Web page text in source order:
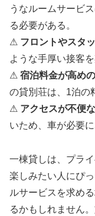
うなルームサービ
る必要がある。
⚠ フロントやスタ
ような手厚い接客
⚠ 宿泊料金が高め
の貸別荘は、1泊の
⚠ アクセスが不便
いため、車が必要
一棟貸しは、プラ
楽しみたい人にぴ
ルサービスを求め
るかもしれません